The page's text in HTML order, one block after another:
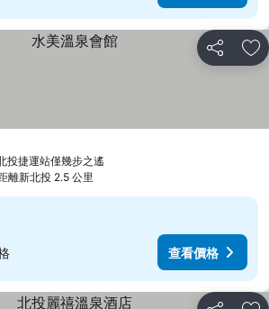
分享 放
投捷運站僅幾步之遙
離新北投 2.5 公里
查看價格